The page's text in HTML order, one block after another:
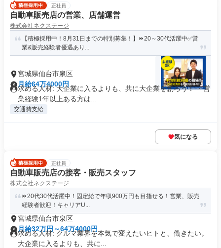
正社員
自動車販売店の営業、店舗運営
株式会社ネクステージ
【積極採用中！8月31日までの特別募集！】⏩️20～30代活躍中✅営
業&販売経験者優遇あり...
宮城県仙台市泉区
月給64万4000円
求める人材: 大企業に入るよりも、共に大企業を創ろう！ ・営
業経験1年以上ある方は...
交通費支給
気になる
正社員
自動車販売店の接客・販売スタッフ
株式会社ネクステージ
⏩️20代30代活躍中！固定給で年収900万円も目指せる！営業、販売
経験者歓迎！キャリアU...
宮城県仙台市泉区
月給32万円～64万4000円
求める人材: クルマ業界を本気で変えたいヒトと、働きたい。
大企業に入るよりも、共に...